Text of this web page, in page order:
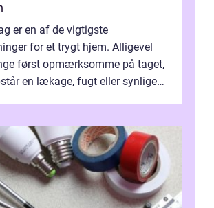
er en af de vigtigste
for et trygt hjem. Alligevel
først opmærksomme på taget,
en lækage, fugt eller synlige